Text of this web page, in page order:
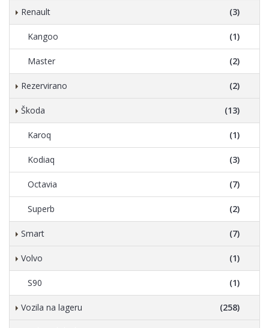
Renault (3)
Kangoo (1)
Master (2)
Rezervirano (2)
Škoda (13)
Karoq (1)
Kodiaq (3)
Octavia (7)
Superb (2)
Smart (7)
Volvo (1)
S90 (1)
Vozila na lageru (258)